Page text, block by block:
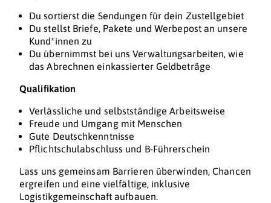
Du sortierst die Sendungen für dein Zustellgebiet
Du stellst Briefe, Pakete und Werbepost an unsere
Kund*innen zu
Du übernimmst bei uns Verwaltungsarbeiten, wie
das Abrechnen einkassierter Geldbeträge
Qualifikation
Verlässliche und selbstständige Arbeitsweise
Freude und Umgang mit Menschen
Gute Deutschkenntnisse
Pflichtschulabschluss und B-Führerschein
Lass uns gemeinsam Barrieren überwinden, Chancen
ergreifen und eine vielfältige, inklusive
Logistikgemeinschaft aufbauen.